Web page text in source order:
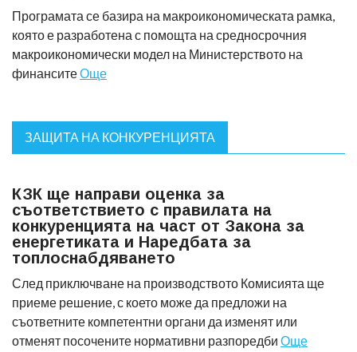
Програмата се базира на макроикономическата рамка,
която е разработена с помощта на средносрочния
макроикономически модел на Министерството на
финанситеОще
ЗАЩИТА НА КОНКУРЕНЦИЯТА
КЗК ще направи оценка за
съответствието с правилата на
конкуренцията на част от Закона за
енергетиката и Наредбата за
топлоснабдяването
След приключване на производството Комисията ще
приеме решение, с което може да предложи на
съответните компетентни органи да изменят или
отменят посочените нормативни разпоредби Още